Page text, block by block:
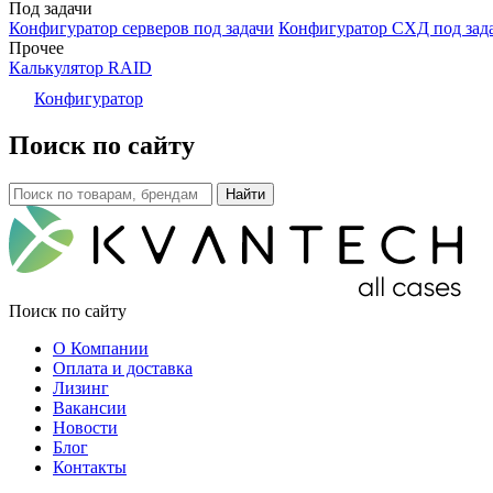
Под задачи
Конфигуратор серверов под задачи Конфигуратор СХД под
Прочее
Калькулятор RAID
Конфигуратор
Поиск по сайту
Поиск по сайту
О Компании
Оплата и доставка
Лизинг
Вакансии
Новости
Блог
Контакты